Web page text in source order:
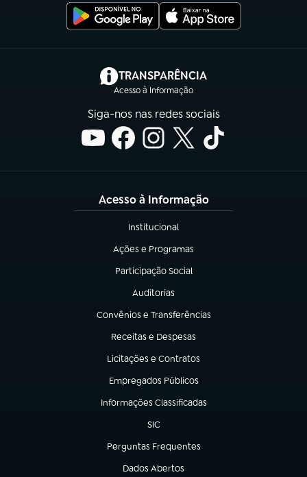
TRANSPARÊNCIA
Acesso à Informação
(abre em nova aba)
Siga-nos nas redes sociais
Acesso à Informação
Institucional
(abre em nova aba)
Ações e Programas
(abre em nova aba)
Participação Social
(abre em nova aba)
Auditorias
(abre em nova aba)
Convênios e Transferências
(abre em nova aba)
Receitas e Despesas
(abre em nova aba)
Licitações e Contratos
(abre em nova aba)
Empregados Públicos
(abre em nova aba)
Informações Classificadas
(abre em nova aba)
SIC
(abre em nova aba)
Perguntas Frequentes
(abre em nova aba)
Dados Abertos
(abre em nova aba)